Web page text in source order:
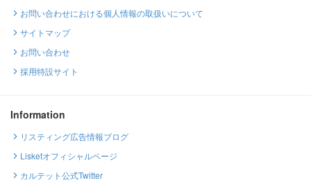
お問い合わせにおける個人情報の取扱いについて
サイトマップ
お問い合わせ
採用特設サイト
Information
リスティング広告情報ブログ
Lisketオフィシャルページ
カルテット公式Twitter